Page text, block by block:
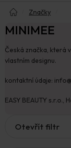
Značky
MINIMEE
Česká značka, která
vlastním designu.
kontaktní údaje:
EASY BEAUTY s.r.o.,
Otevřít filtr